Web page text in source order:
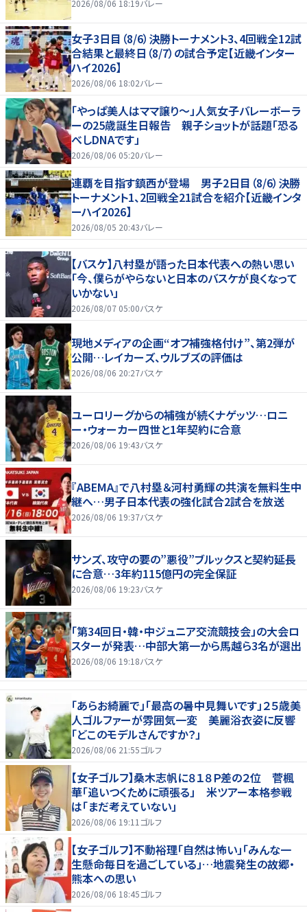
2026/08/06 18:19バレー
女子3日目（8/6）決勝トーナメント3、4回戦全12試
合結果と最終日（8/7）の試合予定【近畿インター
ハイ2026】
2026/08/06 18:02バレー
「やっぱ美人はママ譲り～」人気女子バレーボーラ
ーの25歳誕生日報告 親子ショットが話題「恐る
べしDNAです」
2026/08/06 05:20バレー
連覇を目指す鎮西が登場 男子2日目（8/6）決勝
トーナメント1、2回戦全21試合を紹介【近畿インタ
ーハイ2026】
2026/08/05 20:43バレー
【バスケ】八村塁が語った日本代表への熱い思い
「今、僕らがやらないと日本のバスケが良くなって
いかない」
2026/08/07 05:00バスケ
現地メディアの企画“オフ補強格付け”、第2弾が
公開…レイカーズ、ウルブズの評価は
2026/08/06 20:27バスケ
ユーロリーグからの補強が続くナゲッツ…ロニ
ー・ウォーカー四世と1年契約に合意
2026/08/06 19:43バスケ
『ABEMA』で八村塁＆河村勇輝の共演を無料生中
継へ…男子日本代表の強化試合2試合を放送
2026/08/06 19:37バスケ
サンズ、攻守の要の”悪役”ブルックスと契約延長
に合意…3年約115億円の完全保証
2026/08/06 19:23バスケ
「第34回日・韓・中ジュニア交流競技会」の大会ロ
スターが発表…中部大第一から馬越ら3名が選出
2026/08/06 19:18バスケ
「あらお綺麗で」「最高の暑中見舞いです」２５歳美
人ゴルファーが雰囲気一変 美麗浴衣姿に反響
「どこのモデルさんですか？」
2026/08/06 21:55ゴルフ
【女子ゴルフ】桑木志帆に８１８Ｐ差の２位 菅楓
華「追いつくために頑張る」 米ツアー本格参戦
は「まだ考えていない」
2026/08/06 19:11 ゴルフ
【女子ゴルフ】不動裕理「自然は怖い」「みんな一
生懸命毎日を過ごしている」…地震発生の故郷・
熊本への思い
2026/08/06 18:45ゴルフ